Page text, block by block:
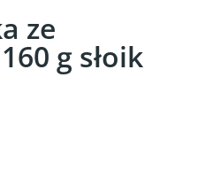
ze
g słoik